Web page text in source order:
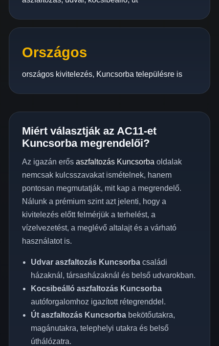
Országos
országos kivitelezés, Kuncsorba településre is
Miért választják az AC11-et
Kuncsorba megrendelői?
Az igazán erős aszfaltozás Kuncsorba oldalak
nemcsak kulcsszavakat ismételnek, hanem
pontosan megmutatják, mit kap a megrendelő.
Nálunk a prémium szint azt jelenti, hogy a
kivitelezés előtt felmérjük a terhelést, a
vízelvezetést, a meglévő altalajt és a várható
használatot is.
Udvar aszfaltozás Kuncsorbacsaládi
házaknál, társasházaknál és belső udvarokban.
Kocsibeálló aszfaltozás Kuncsorba
autóforgalomhoz igazított rétegrenddel.
Út aszfaltozás Kuncsorbabekötőutakra,
magánutakra, telephelyi utakra és belső
úthálózatra.